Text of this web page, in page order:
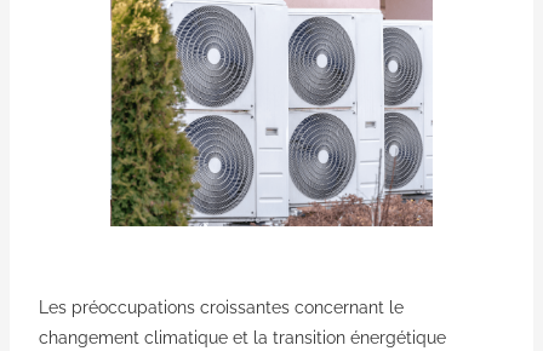
Les préoccupations croissantes concernant le
changement climatique et la transition énergétique